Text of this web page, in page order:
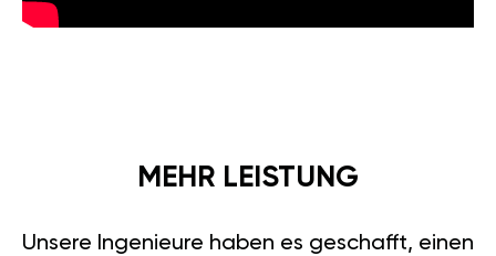
MEHR LEISTUNG
Unsere Ingenieure haben es geschafft, einen